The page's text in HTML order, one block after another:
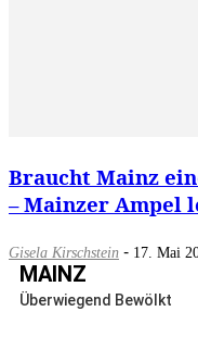
Braucht Mainz
– Mainzer Ampel
Gisela Kirschstein - 17. Mai
MAINZ
Überwiegend Bewölkt